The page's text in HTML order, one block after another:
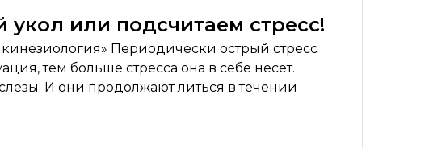
или подсчитаем стресс!
Периодически острый стресс
тем больше стресса она в себе несет.
И они продолжают литься в течении